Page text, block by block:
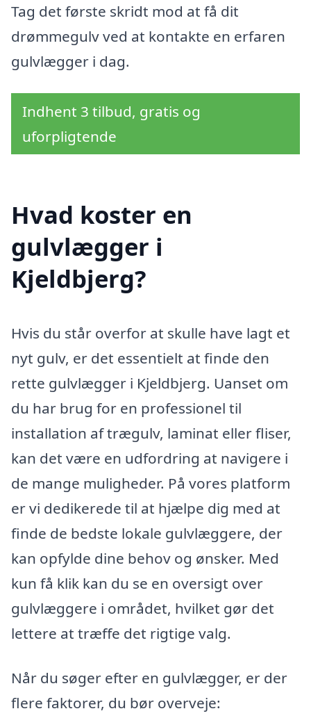
Tag det første skridt mod at få dit
drømmegulv ved at kontakte en erfaren
gulvlægger i dag.
Indhent 3 tilbud, gratis og
uforpligtende
Hvad koster en
gulvlægger i
Kjeldbjerg?
Hvis du står overfor at skulle have lagt et
nyt gulv, er det essentielt at finde den
rette gulvlægger i Kjeldbjerg. Uanset om
du har brug for en professionel til
installation af trægulv, laminat eller fliser,
kan det være en udfordring at navigere i
de mange muligheder. På vores platform
er vi dedikerede til at hjælpe dig med at
finde de bedste lokale gulvlæggere, der
kan opfylde dine behov og ønsker. Med
kun få klik kan du se en oversigt over
gulvlæggere i området, hvilket gør det
lettere at træffe det rigtige valg.
Når du søger efter en gulvlægger, er der
flere faktorer, du bør overveje: